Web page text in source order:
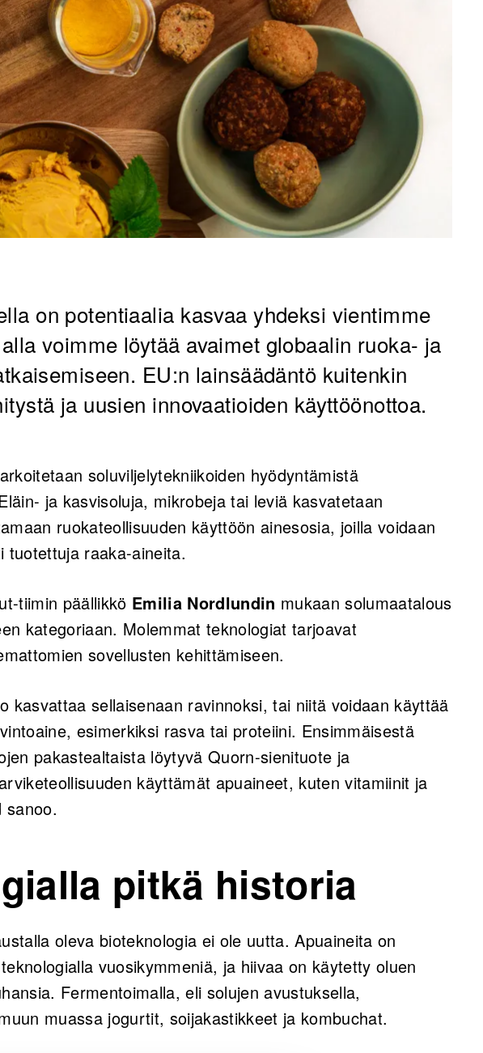
on potentiaalia kasvaa yhdeksi vientimme
voimme löytää avaimet globaalin ruoka- ja
EU:n lainsäädäntö kuitenkin
ja uusien innovaatioiden käyttöönottoa.
soluviljelytekniikoiden hyödyntämistä
ja kasvisoluja, mikrobeja tai leviä kasvatetaan
ruokateollisuuden käyttöön ainesosia, joilla voidaan
tuotettuja raaka-aineita.
tiimin päällikkö Emilia Nordlundin mukaan solumaatalous
kategoriaan. Molemmat teknologiat tarjoavat
sovellusten kehittämiseen.
kasvattaa sellaisenaan ravinnoksi, tai niitä voidaan käyttää
esimerkiksi rasva tai proteiini. Ensimmäisestä
pakastealtaista löytyvä Quorn-sienituote ja
käyttämät apuaineet, kuten vitamiinit ja
sanoo.
pitkä historia
oleva bioteknologia ei ole uutta. Apuaineita on
vuosikymmeniä, ja hiivaa on käytetty oluen
Fermentoimalla, eli solujen avustuksella,
muassa jogurtit, soijakastikkeet ja kombuchat.